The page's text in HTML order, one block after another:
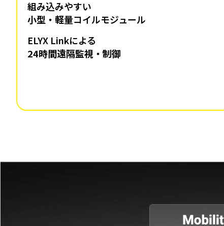
組み込みやすい
小型・軽量コイルモジュール
ELYX Linkによる
24時間遠隔監視・制御